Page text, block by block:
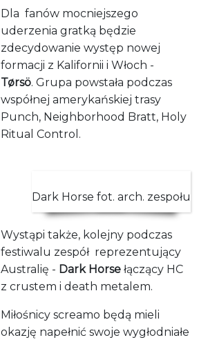
Dla fanów mocniejszego
uderzenia gratką będzie
zdecydowanie występ nowej
formacji z Kalifornii i Włoch -
Tørsö. Grupa powstała podczas
współnej amerykańskiej trasy
Punch, Neighborhood Bratt, Holy
Ritual Control.
Dark Horse fot. arch. zespołu
Wystąpi także, kolejny podczas
festiwalu zespół reprezentujący
Australię - Dark Horse łączący HC
z crustem i death metalem.
Miłośnicy screamo będą mieli
okazję napełnić swoje wygłodniałe